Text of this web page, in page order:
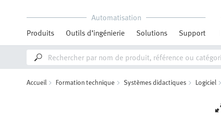
Automatisation
Produits
Outils d’ingénierie Solutions Support
Accueil Formation technique Systèmes didactiques Logiciel